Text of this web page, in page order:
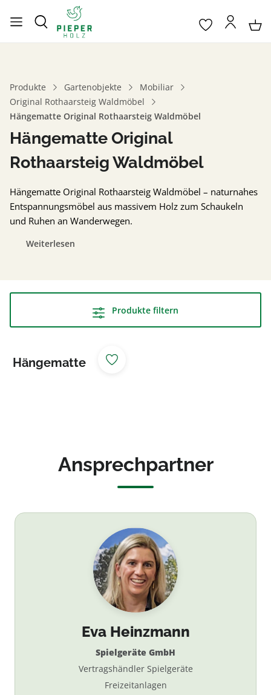
Produkte Gartenobjekte
Mobiliar
Original Rothaarsteig Waldmöbel
Hängematte Original Rothaarsteig Waldmöbel
Hängematte Original
Rothaarsteig Waldmöbel
Hängematte Original Rothaarsteig Waldmöbel – naturnahes
Entspannungsmöbel aus massivem Holz zum Schaukeln
und Ruhen an Wanderwegen.
Weiterlesen
Produkte filtern
Hängematte
Ansprechpartner
Eva Heinzmann
Spielgeräte GmbH
Vertragshändler Spielgeräte
Freizeitanlagen